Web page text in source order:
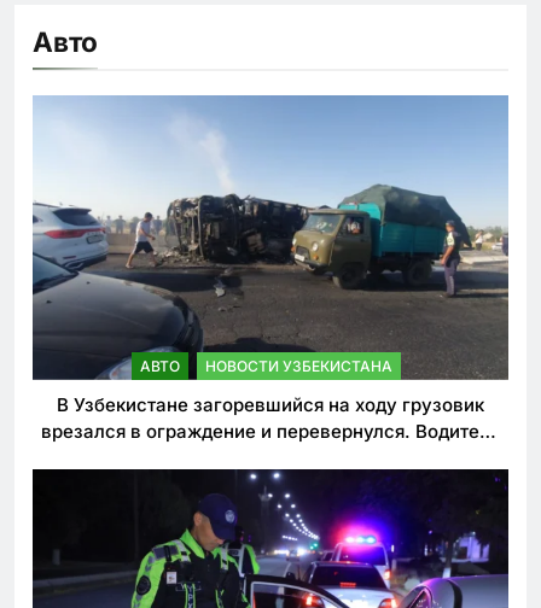
Авто
АВТО НОВОСТИ УЗБЕКИСТАНА
В Узбекистане загоревшийся на ходу грузовик
врезался в ограждение и перевернулся. Водитель